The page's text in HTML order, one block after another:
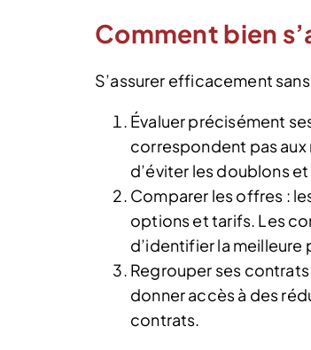
Comment bien
S’assurer efficacement
Évaluer précisément
correspondent pas
d’éviter les doublons
Comparer les offres :
options et tarifs. Les
d’identifier la
Regrouper ses
donner accès à des
contrats.